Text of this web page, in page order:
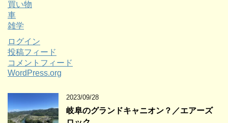
買い物
車
雑学
ログイン
投稿フィード
コメントフィード
WordPress.org
2023/09/28
岐阜のグランドキャニオン？／エアーズ